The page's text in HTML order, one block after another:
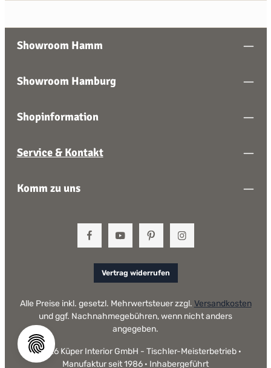
Showroom Hamm
Showroom Hamburg
Shopinformation
Service & Kontakt
Komm zu uns
© 2026 Küper Interior GmbH - Tischler-Meisterbetrieb ·
Manufaktur seit 1986 · Inhabergeführt
Vertrag widerrufen
Alle Preise inkl. gesetzl. Mehrwertsteuer zzgl. Versandkosten
und ggf. Nachnahmegebühren, wenn nicht anders
angegeben.